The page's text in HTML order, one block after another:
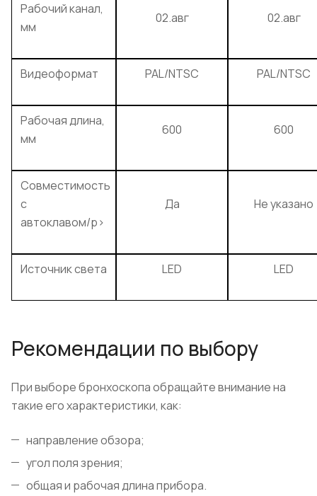
Рабочий канал,
мм
02.авг 02.авг
Видеоформат PAL/NTSC PAL/NTSC
Рабочая длина,
мм
600 600
Совместимость
с
автоклавом/p>
Да Не указано
Источник света LED LED
Рекомендации по выбору
При выборе бронхоскопа обращайте внимание на
такие его характеристики, как:
направление обзора;
угол поля зрения;
общая и рабочая длина прибора.